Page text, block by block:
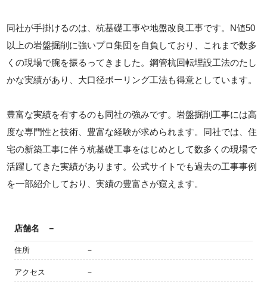
同社が手掛けるのは、杭基礎工事や地盤改良工事です。N値50
以上の岩盤掘削に強いプロ集団を自負しており、これまで数多
くの現場で腕を振るってきました。鋼管杭回転埋設工法のたし
かな実績があり、大口径ボーリング工法も得意としています。
豊富な実績を有するのも同社の強みです。岩盤掘削工事には高
度な専門性と技術、豊富な経験が求められます。同社では、住
宅の新築工事に伴う杭基礎工事をはじめとして数多くの現場で
活躍してきた実績があります。公式サイトでも過去の工事事例
を一部紹介しており、実績の豊富さが窺えます。
店舗名 －
住所 －
アクセス －